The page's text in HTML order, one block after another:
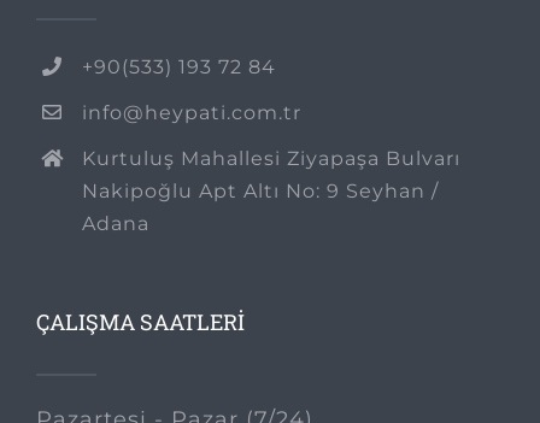
+90(533) 193 72 84
info@heypati.com.tr
Kurtuluş Mahallesi Ziyapaşa Bulvarı
Nakipoğlu Apt Altı No: 9 Seyhan /
Adana
ÇALIŞMA SAATLERİ